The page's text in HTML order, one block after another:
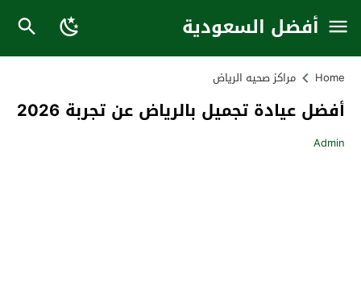
أفضل السعودية
Home مراكز صحيه الرياض
أفضل عيادة تجميل بالرياض عن تجربة 2026
Admin